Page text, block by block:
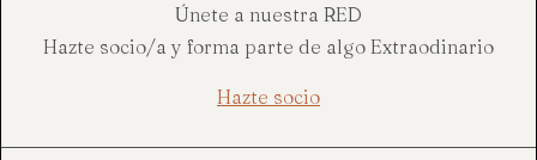
Únete a nuestra RED
Hazte socio/a y forma parte de algo Extraodinario
Hazte socio